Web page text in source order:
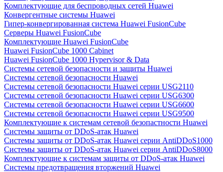
Комплектующие для беспроводных сетей Huawei
Конвергентные системы Huawei
Гипер-конвергированная система Huawei FusionCube
Серверы Huawei FusionCube
Комплектующие Huawei FusionCube
Huawei FusionCube 1000 Cabinet
Huawei FusionCube 1000 Hypervisor & Data
Системы сетевой безопасности и защиты Huawei
Системы сетевой безопасности Huawei
Системы сетевой безопасности Huawei серии USG2110
Системы сетевой безопасности Huawei серии USG6300
Системы сетевой безопасности Huawei серии USG6600
Системы сетевой безопасности Huawei серии USG9500
Комплектующие к системам сетевой безопастности Huawei
Системы защиты от DDoS-атак Huawei
Системы защиты от DDoS-атак Huawei серии AntiDDoS1000
Системы защиты от DDoS-атак Huawei серии AntiDDoS8000
Комплектующие к системам защиты от DDoS-атак Huawei
Системы предотвращения вторжений Huawei